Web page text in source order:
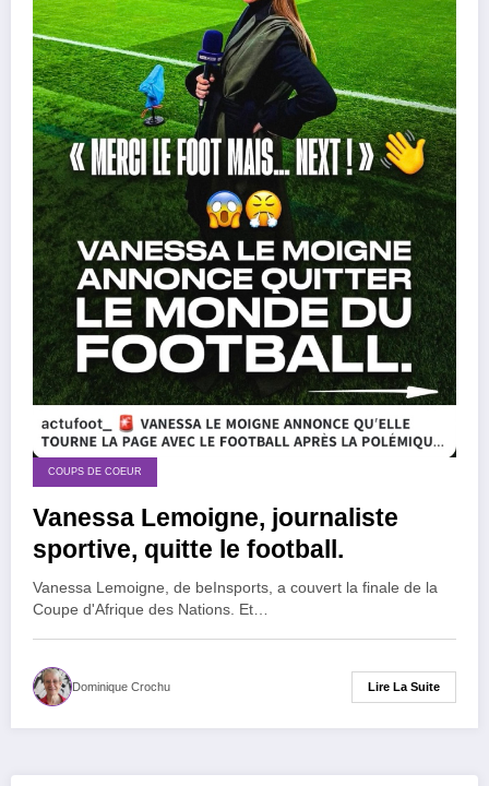
COUPS DE COEUR
Vanessa Lemoigne, journaliste
sportive, quitte le football.
Vanessa Lemoigne, de beInsports, a couvert la finale de la
Coupe d'Afrique des Nations. Et…
Dominique Crochu Lire La Suite